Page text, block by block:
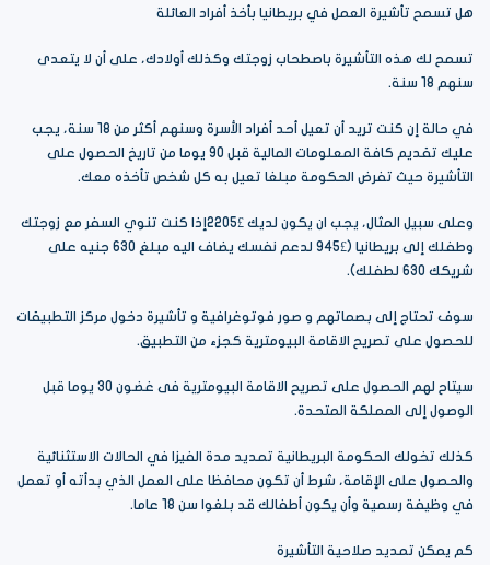
هل تسمح تأشيرة العمل في بريطانيا بأخذ أفراد العائلة
تسمح لك هذه التأشيرة باصطحاب زوجتك وكذلك أولادك، على أن لا يتعدى
سنهم 18 سنة.
في حالة إن كنت تريد أن تعيل أحد أفراد الأسرة وسنهم أكثر من 18 سنة، يجب
عليك تقديم كافة المعلومات المالية قبل 90 يوما من تاريخ الحصول على
التأشيرة حيث تفرض الحكومة مبلغا تعيل به كل شخص تأخذه معك.
وعلى سبيل المثال، يجب ان يكون لديك £2205إذا كنت تنوي السفر مع زوجتك
وطفلك إلى بريطانيا (£945 لدعم نفسك يضاف اليه مبلغ 630 جنيه على
شريكك 630 لطفلك).
سوف تحتاج إلى بصماتهم و صور فوتوغرافية و تأشيرة دخول مركز التطبيقات
للحصول على تصريح الاقامة البيومترية كجزء من التطبيق.
سيتاح لهم الحصول على تصريح الاقامة البيومترية فى غضون 30 يوما قبل
الوصول إلى المملكة المتحدة.
كذلك تخولك الحكومة البريطانية تمديد مدة الفيزا في الحالات الاستثنائية
والحصول على الإقامة، شرط أن تكون محافظا على العمل الذي بدأته أو تعمل
في وظيفة رسمية وأن يكون أطفالك قد بلغوا سن 18 عاما.
كم يمكن تمديد صلاحية التأشيرة